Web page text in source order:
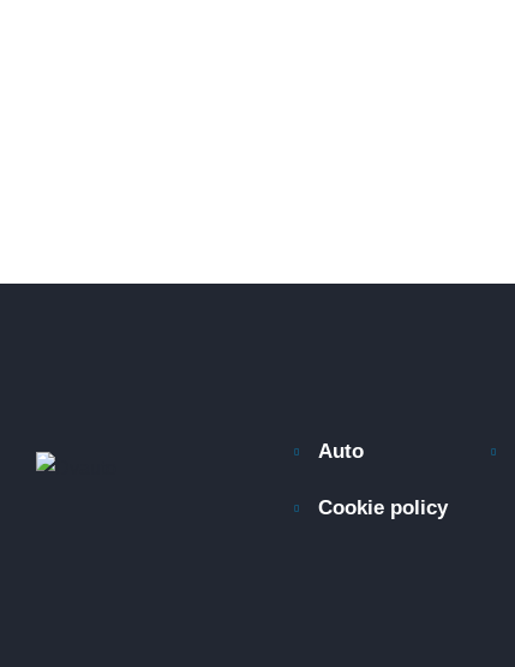
Auto
Cookie policy